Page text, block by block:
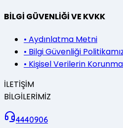
BİLGİ GÜVENLİĞİ VE KVKK
• Aydınlatma Metni
• Bilgi Güvenliği
• Kişisel Verilerin
İLETİŞİM
BİLGİLERİMİZ
4440906